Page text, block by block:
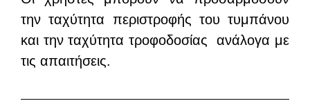
την ταχύτητα περιστροφής του τυμπάνου
και την ταχύτητα τροφοδοσίας ανάλογα με
τις απαιτήσεις.